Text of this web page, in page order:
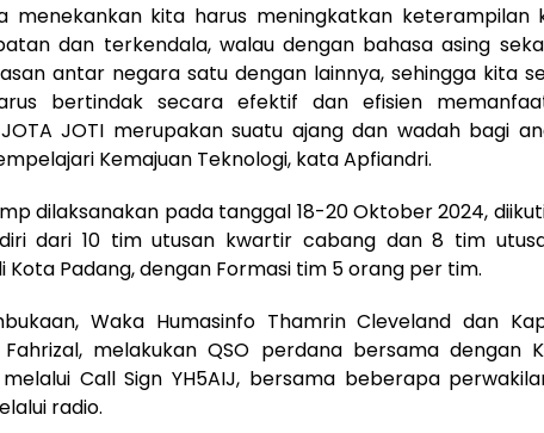
menekankan kita harus meningkatkan keterampilan
dan terkendala, walau dengan bahasa asing
antar negara satu dengan lainnya, sehingga kita
bertindak secara efektif dan efisien
JOTA JOTI merupakan suatu ajang dan wadah bagi
Kemajuan Teknologi, kata Apfiandri.
dilaksanakan pada tanggal 18-20 Oktober 2024,
dari 10 tim utusan kwartir cabang dan 8 tim
Kota Padang, dengan Formasi tim 5 orang per tim.
Waka Humasinfo Thamrin Cleveland dan
melakukan QSO perdana bersama dengan
Call Sign YH5AIJ, bersama beberapa
radio.